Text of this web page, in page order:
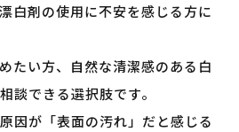
白剤の使用に不安を感じる方に
たい方、自然な清潔感のある白
談できる選択肢です。
因が「表面の汚れ」だと感じる